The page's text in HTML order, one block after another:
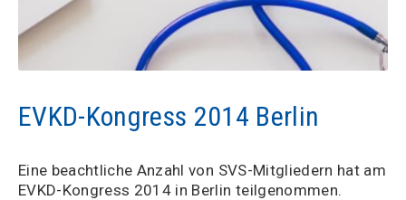
EVKD-Kongress 2014 Berlin
Eine beachtliche Anzahl von SVS-Mitgliedern hat am
EVKD-Kongress 2014 in Berlin teilgenommen.